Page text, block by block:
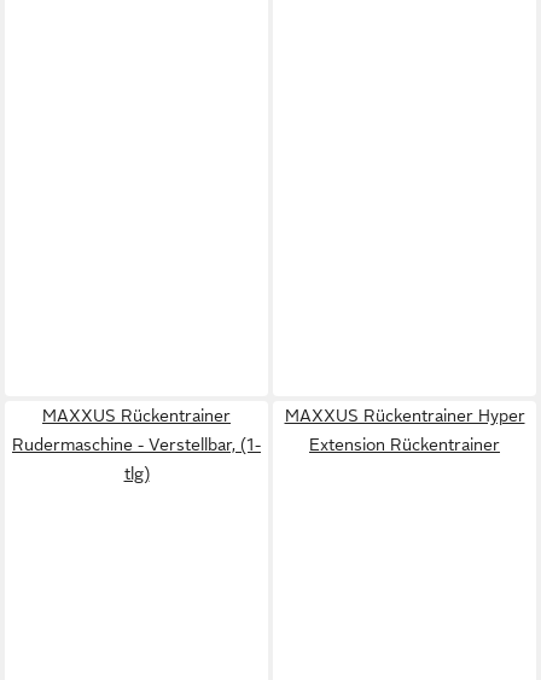
MAXXUS Rückentrainer
Rudermaschine - Verstellbar, (1-
tlg)
MAXXUS Rückentrainer Hyper
Extension Rückentrainer